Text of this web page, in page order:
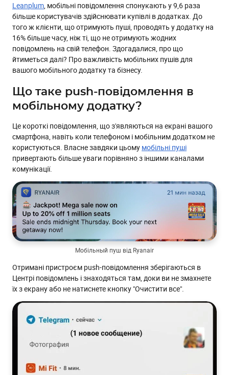
Перевага 2: Гнучка сегментація
Перевага 3: Автоматизація
Перевага 4: Мультиканальність
Перевага 5: Налаштування рівня занепокоєння для
кожного повідомлення
Перевага 6: Прозора звітність
Перевага 7: Швидкий старт
Стисло. Що ж такого привабливого в мобільних пушах?
Leanplum, мобільні повідомлення спонукають у 9,6 раза
більше користувачів здійснювати купівлі в додатках. До
того ж клієнти, що отримують пуші, проводять у додатку на
16% більше часу, ніж ті, що не отримують жодних
повідомлень на свій телефон. Здогадалися, про що
йтиметься далі? Про важливість мобільних пушів для
вашого мобільного додатку та бізнесу.
Що таке push-повідомлення в
мобільному додатку?
Це короткі повідомлення, що з'являються на екрані вашого
смартфона, навіть коли телефоном і мобільним додатком не
користуються. Власне завдяки цьому мобільні пуші
привертають більше уваги порівняно з іншими каналами
комунікації.
Мобільный пуш від Ryanair
Отримані пристроєм push-повідомлення зберігаються в
Центрі повідомлень і знаходяться там, доки ви не змахнете
їх з екрану або не натиснете кнопку "Очистити все".